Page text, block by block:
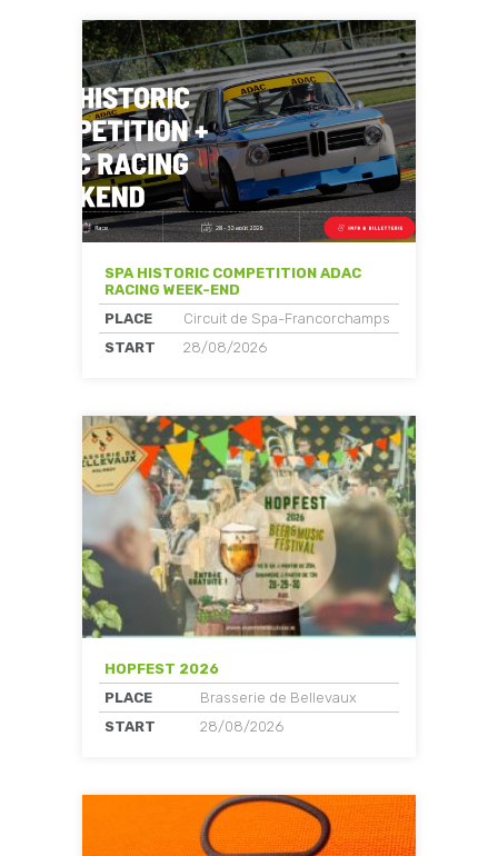
SPA HISTORIC COMPETITION ADAC
RACING WEEK-END
PLACE
Circuit de Spa-Francorchamps
START
28/08/2026
HOPFEST 2026
PLACE
Brasserie de Bellevaux
START
28/08/2026